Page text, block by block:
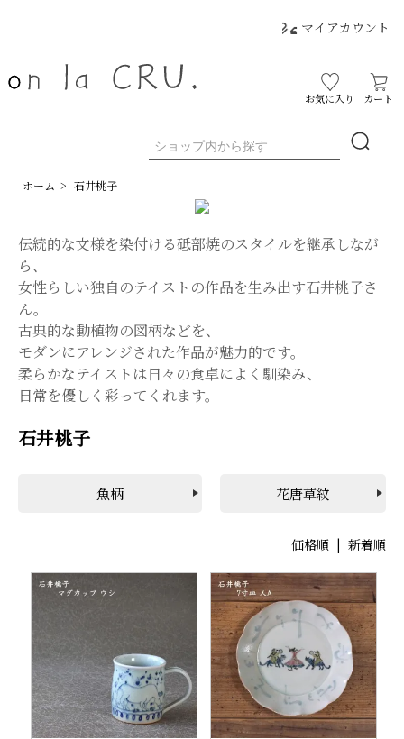
マイアカウント
お気に入り カート
ホーム > 石井桃子
伝統的な文様を染付ける砥部焼のスタイルを継承しなが
ら、
女性らしい独自のテイストの作品を生み出す石井桃子さ
ん。
古典的な動植物の図柄などを、
モダンにアレンジされた作品が魅力的です。
柔らかなテイストは日々の食卓によく馴染み、
日常を優しく彩ってくれます。
石井桃子
魚柄 花唐草紋
価格順 | 新着順